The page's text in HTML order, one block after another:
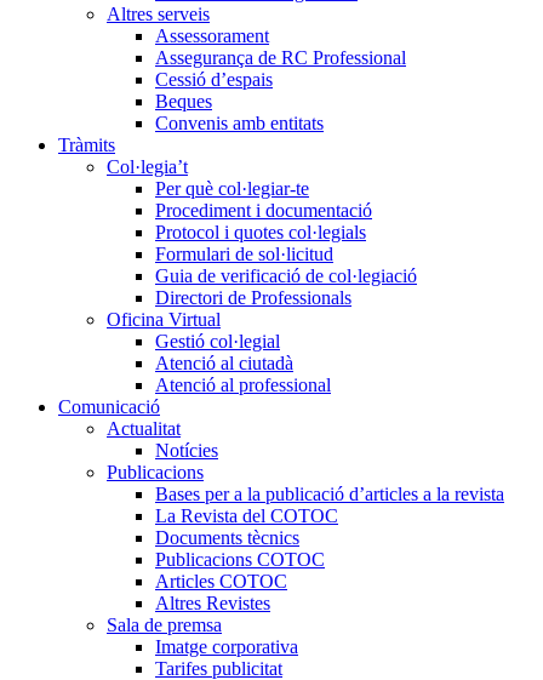
Altres serveis
Assessorament
Assegurança de RC Professional
Cessió d’espais
Beques
Convenis amb entitats
Tràmits
Col·legia’t
Per què col·legiar-te
Procediment i documentació
Protocol i quotes col·legials
Formulari de sol·licitud
Guia de verificació de col·legiació
Directori de Professionals
Oficina Virtual
Gestió col·legial
Atenció al ciutadà
Atenció al professional
Comunicació
Actualitat
Notícies
Publicacions
Bases per a la publicació d’articles a la revista
La Revista del COTOC
Documents tècnics
Publicacions COTOC
Articles COTOC
Altres Revistes
Sala de premsa
Imatge corporativa
Tarifes publicitat